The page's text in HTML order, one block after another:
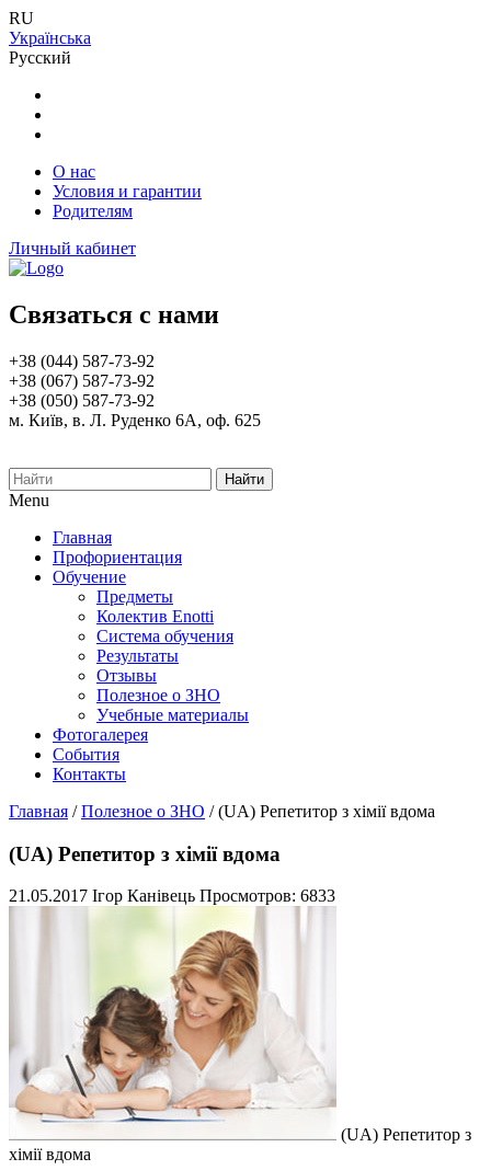
RU
Українська
Русский
О нас
Условия и гарантии
Родителям
Личный кабинет
Связаться с нами
+38 (044) 587-73-92
+38 (067) 587-73-92
+38 (050) 587-73-92
м. Київ, в. Л. Руденко 6А, оф. 625
Найти
Menu
Главная
Профориентация
Обучение
Предметы
Колектив Enotti
Система обучения
Результаты
Отзывы
Полезное о ЗНО
Учебные материалы
Фотогалерея
События
Контакты
Главная /Полезное о ЗНО /(UA) Репетитор з хімії вдома
(UA) Репетитор з хімії вдома
21.05.2017 Ігор Канівець Просмотров: 6833
(UA) Репетитор з
хімії вдома